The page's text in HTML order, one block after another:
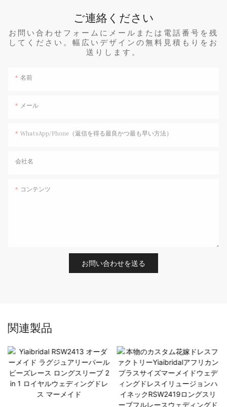
ご連絡ください
お問い合わせフォームにメールまたは電話番号を残
してください。幅広いデザインの無料見積もりをお
送りします。
名前
メール
WhatsApp/Phone（返信を得る最良かつ最も早い方法）
会社名
コンテンツ
お問い合わせを送る
関連製品